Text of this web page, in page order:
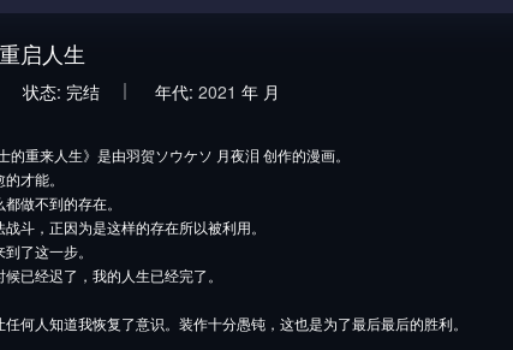
启人生
状态: 完结 年代: 2021 年 月
的重来人生》是由羽贺ソウケソ 月夜泪 创作的漫画。
才能。
做不到的存在。
斗，正因为是这样的存在所以被利用。
了这一步。
已经迟了，我的人生已经完了。
何人知道我恢复了意识。装作十分愚钝，这也是为了最后最后的胜利。